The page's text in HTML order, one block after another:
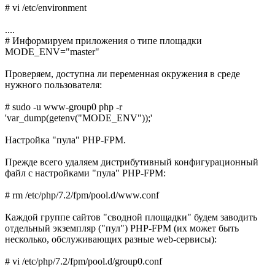
# vi /etc/environment
....
# Информируем приложения о типе площадки
MODE_ENV="master"
Проверяем, доступна ли переменная окружения в среде
нужного пользователя:
# sudo -u www-group0 php -r
'var_dump(getenv("MODE_ENV"));'
Настройка "пула" PHP-FPM.
Прежде всего удаляем дистрибутивный конфигурационный
файл с настройками "пула" PHP-FPM:
# rm /etc/php/7.2/fpm/pool.d/www.conf
Каждой группе сайтов "сводной площадки" будем заводить
отдельный экземпляр ("пул") PHP-FPM (их может быть
несколько, обслуживающих разные web-сервисы):
# vi /etc/php/7.2/fpm/pool.d/group0.conf